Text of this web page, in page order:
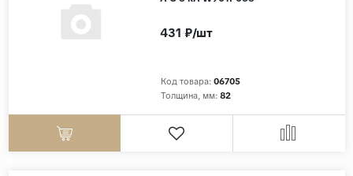
Полированная
Матовая
Код товара: 06705
Толщина, мм: 82
431 ₽/шт